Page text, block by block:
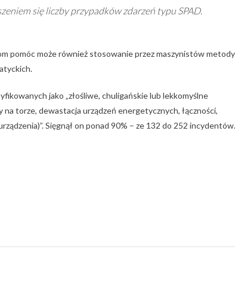
się liczby przypadków zdarzeń typu SPAD.
pomóc może również stosowanie przez maszynistów metody
jako „złośliwe, chuligańskie lub lekkomyślne
torze, dewastacja urządzeń energetycznych, łączności,
Sięgnął on ponad 90% – ze 132 do 252 incydentów.